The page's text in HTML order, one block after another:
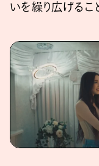
いを繰り広げるこ